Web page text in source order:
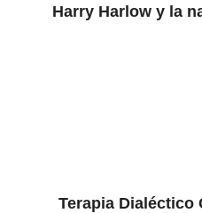
Harry Harlow y la
Terapia Dialéctico